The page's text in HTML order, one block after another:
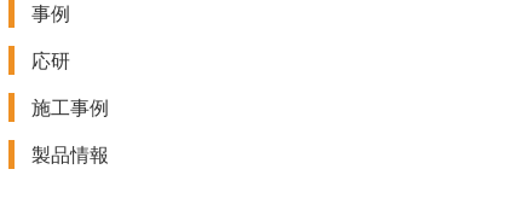
事例
応研
施工事例
製品情報